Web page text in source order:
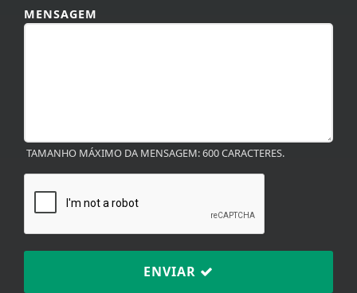
MENSAGEM
TAMANHO MÁXIMO DA MENSAGEM: 600 CARACTERES.
ENVIAR